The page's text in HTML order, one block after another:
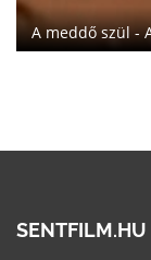
SENTFILM.HU